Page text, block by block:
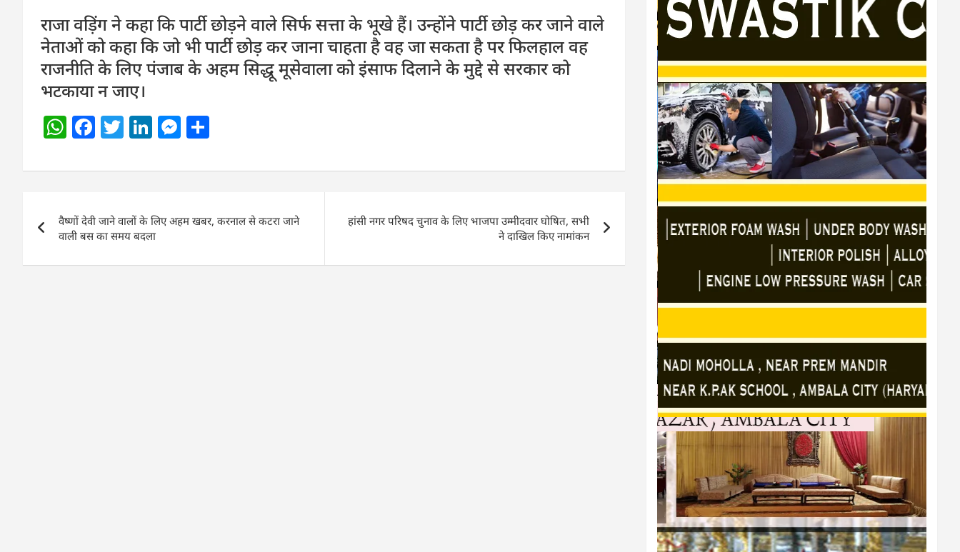
राजा वड़िंग ने कहा कि पार्टी छोड़ने वाले सिर्फ सत्ता के भूखे हैं। उन्होंने पार्टी छोड़ कर जाने वाले
नेताओं को कहा कि जो भी पार्टी छोड़ कर जाना चाहता है वह जा सकता है पर फिलहाल वह
राजनीति के लिए पंजाब के अहम सिद्धू मूसेवाला को इंसाफ दिलाने के मुद्दे से सरकार को
भटकाया न जाए।
W
at
A
p
p
F
c
b
o
o
T
itt
Li
k
dI
n
M
ss
n
er
ar
navigation
वैष्णों देवी जाने वालों के लिए अहम खबर, करनाल से कटरा जाने
वाली बस का समय बदला
हांसी नगर परिषद चुनाव के लिए भाजपा उम्मीदवार घोषित, सभी
ने दाखिल किए नामांकन